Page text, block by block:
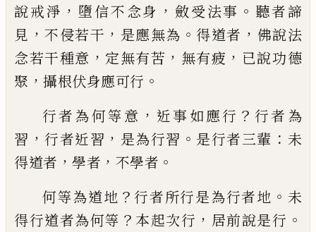
說戒淨 ， 墮信不念身 ， 斂受法事 。 聽者諦
見 ，不侵若干 ， 是應無為 。 得道者 ， 佛說法
念若干種意 ， 定無有苦 ， 無有疲 ， 已說功德
聚 ， 攝根伏身應可行 。
行者為何等意 ， 近事如應行 ？行者 為
習 ，行者近習 ， 是為行習 。 是行者三輩 ： 未
得道者 ， 學者 ， 不學者 。
何等為道地 ？行者所行是為行者地 。 未
得行道者為何等 ？本起次行 ， 居前說是行 。